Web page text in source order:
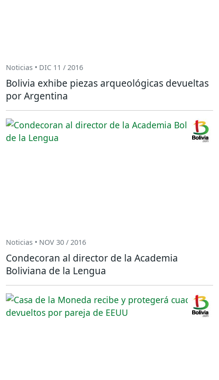
Noticias • DIC 11 / 2016
Bolivia exhibe piezas arqueológicas devueltas
por Argentina
Noticias • NOV 30 / 2016
Condecoran al director de la Academia
Boliviana de la Lengua